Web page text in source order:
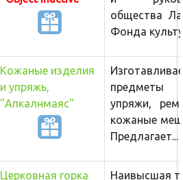
общества
Фонда
Кожаные изделия
и упряжь,
"Апкалнмаяс"
упряжи,
кожаные
Предлагает...
Церковная горка
Наивысшая